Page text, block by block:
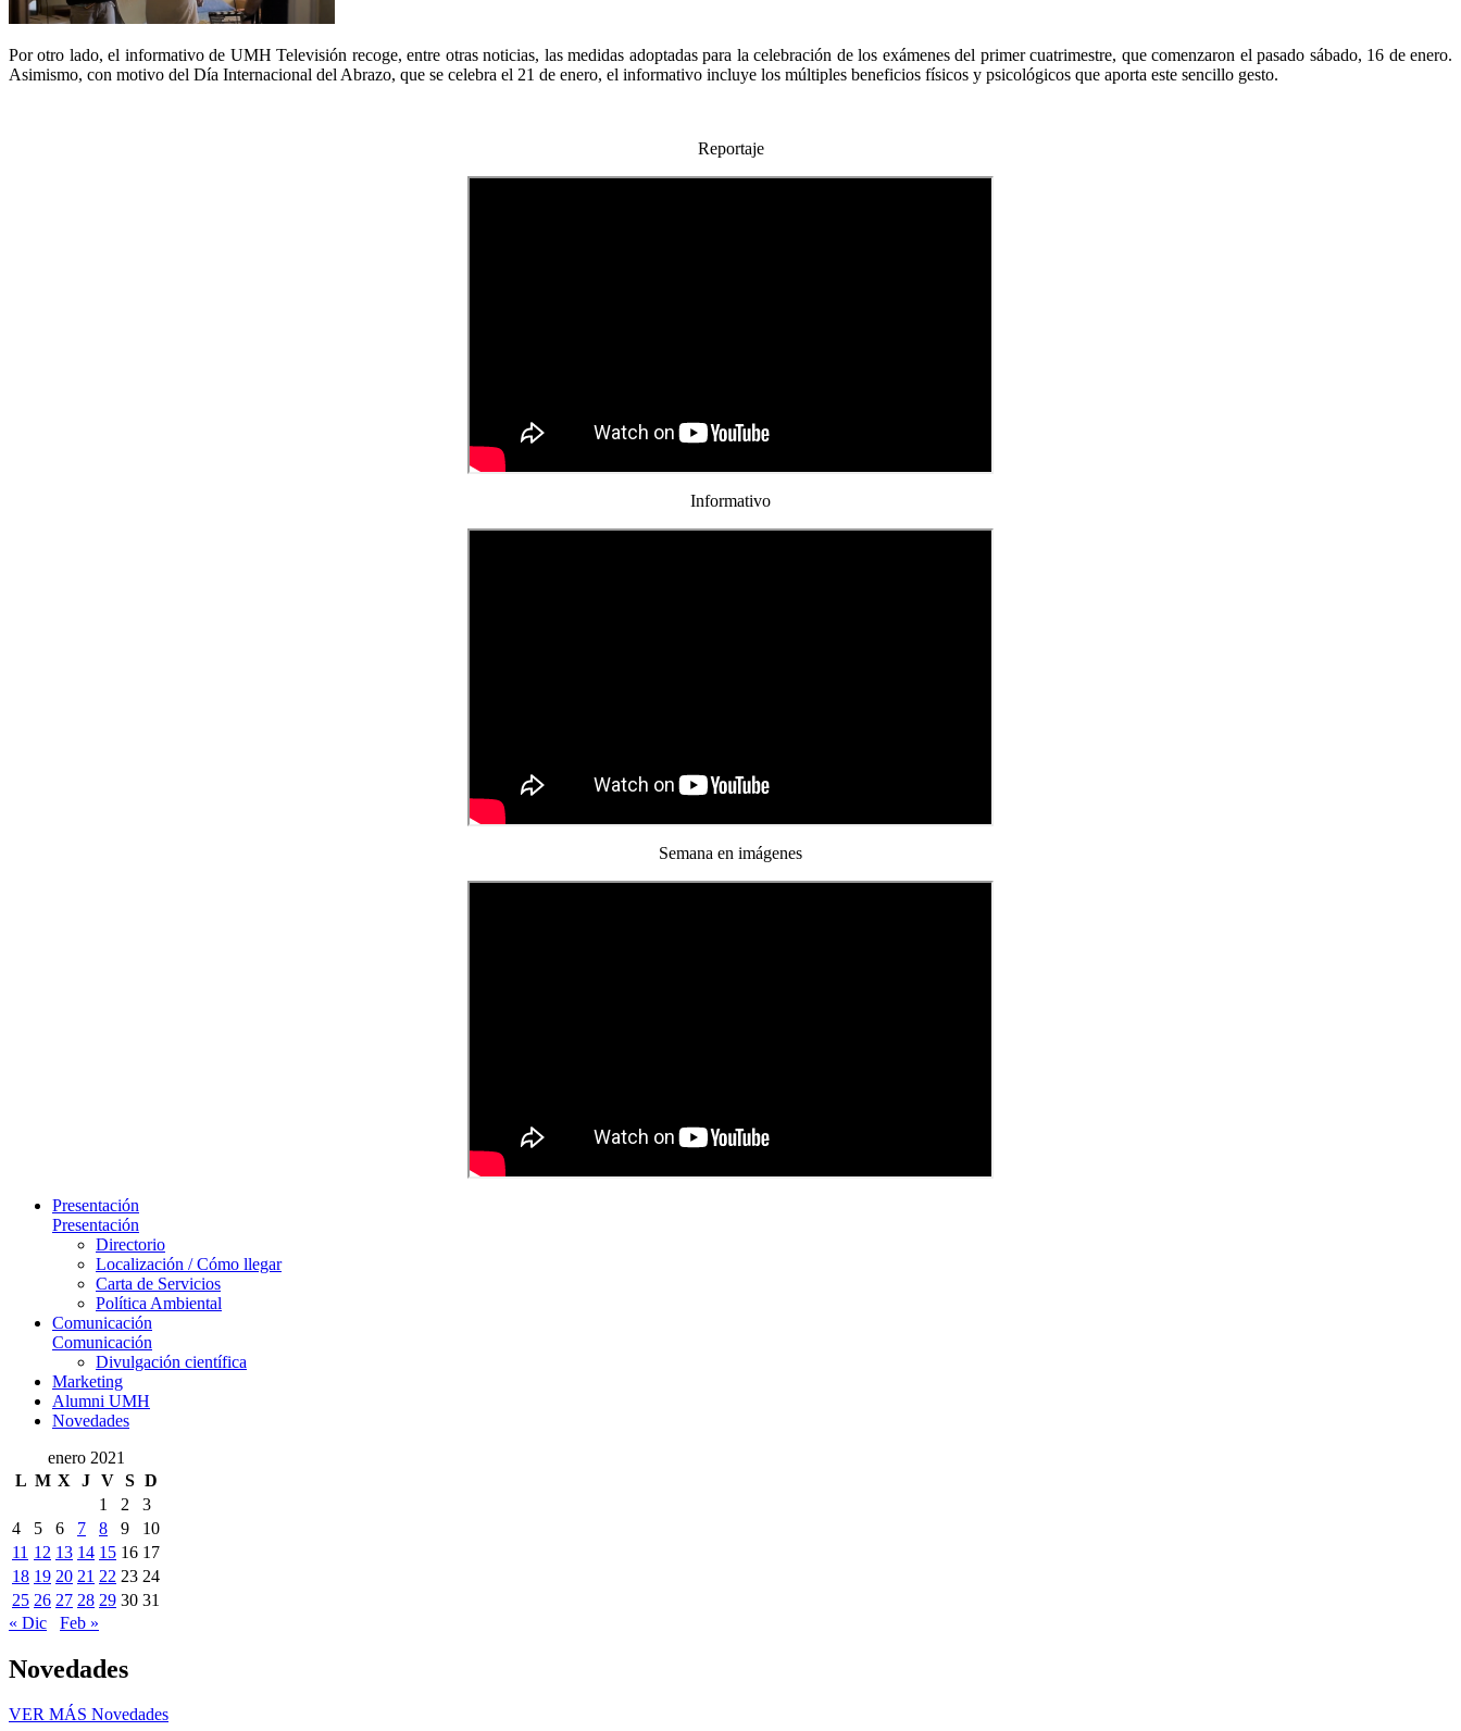
Por otro lado, el informativo de UMH Televisión recoge, entre otras noticias, las medidas adoptadas para la celebración de los exámenes del primer cuatrimestre, que comenzaron el pasado sábado, 16 de enero.
Asimismo, con motivo del Día Internacional del Abrazo, que se celebra el 21 de enero, el informativo incluye los múltiples beneficios físicos y psicológicos que aporta este sencillo gesto.
Reportaje
Informativo
Semana en imágenes
Presentación
Presentación
Directorio
Localización / Cómo llegar
Carta de Servicios
Política Ambiental
Comunicación
Comunicación
Divulgación científica
Marketing
Alumni UMH
Novedades
enero 2021
L M X J V S D
1
2
3
4
5 6 7 8 9
10
11 12 13 14 15 16 17
18 19 20 21 22 23 24
25 26 27 28 29 30 31
« Dic
Feb »
Novedades
VER MÁS Novedades